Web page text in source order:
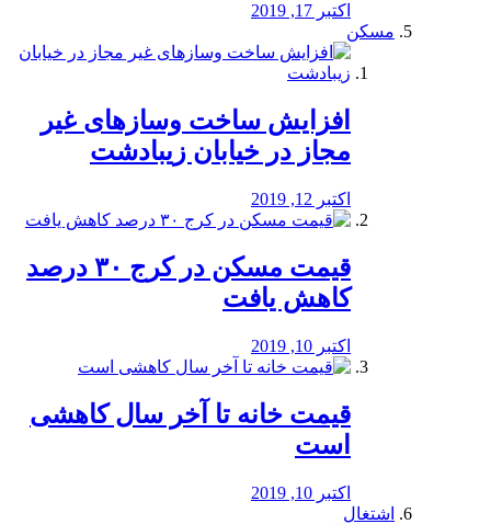
اکتبر 17, 2019
مسکن
افزایش ساخت وسازهای غیر
مجاز در خیابان زیبادشت
اکتبر 12, 2019
️قیمت مسکن در کرج ۳۰ درصد
کاهش یافت
اکتبر 10, 2019
قیمت خانه تا آخر سال کاهشی
است
اکتبر 10, 2019
اشتغال